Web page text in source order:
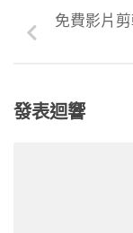
免費影片
發表迴響